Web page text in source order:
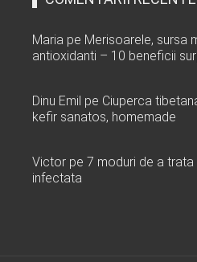
Maria pe Merisoarele, sursa
antioxidanti – 10 beneficii
Dinu Emil pe Ciuperca
kefir sanatos, homemade
Victor pe 7 moduri de a trata
infectata